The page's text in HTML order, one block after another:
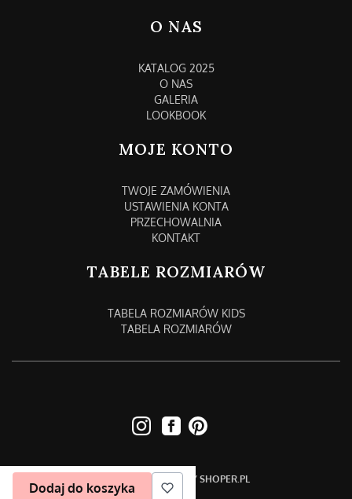
O NAS
KATALOG 2025
O NAS
GALERIA
LOOKBOOK
MOJE KONTO
TWOJE ZAMÓWIENIA
USTAWIENIA KONTA
PRZECHOWALNIA
KONTAKT
TABELE ROZMIARÓW
TABELA ROZMIARÓW KIDS
TABELA ROZMIARÓW
SKLEP INTERNETOWY SHOPER.PL
Dodaj do koszyka